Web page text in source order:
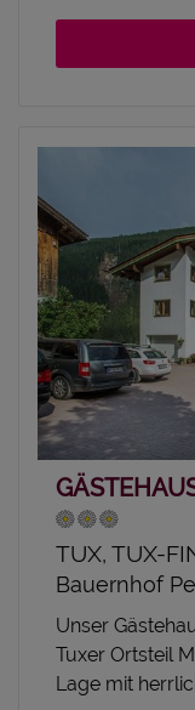
TUX, TUX-
Bauernhof
Unser
Tuxer Ortsteil
Lage mit